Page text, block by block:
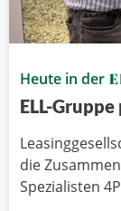
Heute in der
ELL-
die
Spezialisten